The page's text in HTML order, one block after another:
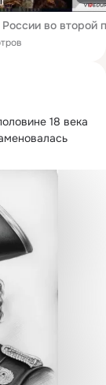
18 века